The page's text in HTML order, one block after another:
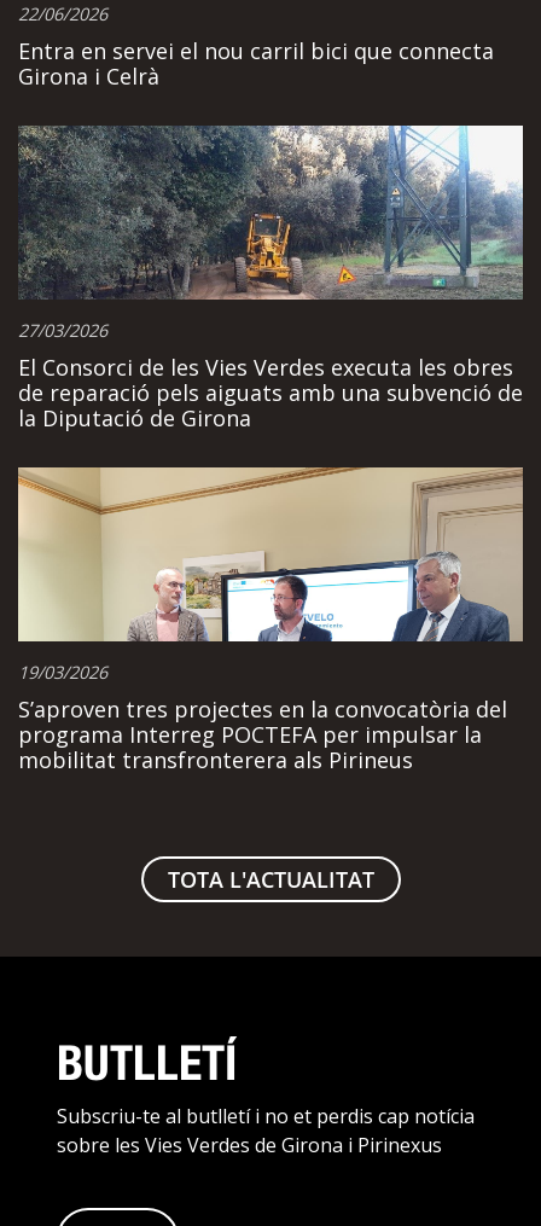
22/06/2026
Entra en servei el nou carril bici que connecta
Girona i Celrà
27/03/2026
El Consorci de les Vies Verdes executa les obres
de reparació pels aiguats amb una subvenció de
la Diputació de Girona
19/03/2026
S’aproven tres projectes en la convocatòria del
programa Interreg POCTEFA per impulsar la
mobilitat transfronterera als Pirineus
TOTA L'ACTUALITAT
BUTLLETÍ
Subscriu-te al butlletí i no et perdis cap notícia
sobre les Vies Verdes de Girona i Pirinexus